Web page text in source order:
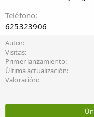
Teléfono
625323906
Autor
Visitas
Primer lanzamiento
Última actualización
Valoración